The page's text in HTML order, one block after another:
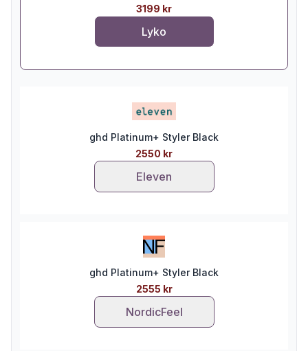
3199 kr
Lyko
ghd Platinum+ Styler Black
2550 kr
Eleven
ghd Platinum+ Styler Black
2555 kr
NordicFeel